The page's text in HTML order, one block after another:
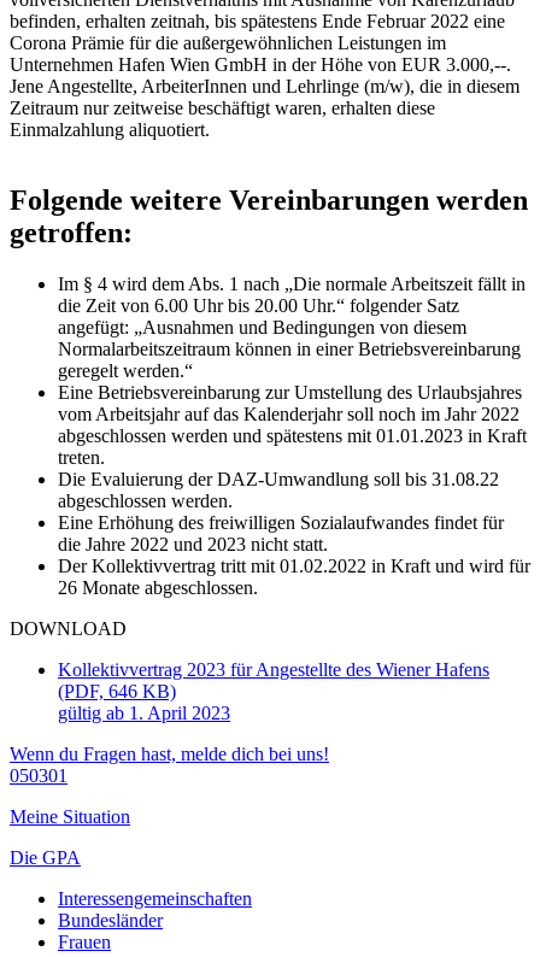
befinden, erhalten zeitnah, bis spätestens Ende Februar 2022 eine
Corona Prämie für die außergewöhnlichen Leistungen im
Unternehmen Hafen Wien GmbH in der Höhe von EUR 3.000,--.
Jene Angestellte, ArbeiterInnen und Lehrlinge (m/w), die in diesem
Zeitraum nur zeitweise beschäftigt waren, erhalten diese
Einmalzahlung aliquotiert.
Folgende weitere Vereinbarungen werden
getroffen:
Im § 4 wird dem Abs. 1 nach „Die normale Arbeitszeit fällt in
die Zeit von 6.00 Uhr bis 20.00 Uhr.“ folgender Satz
angefügt: „Ausnahmen und Bedingungen von diesem
Normalarbeitszeitraum können in einer Betriebsvereinbarung
geregelt werden.“
Eine Betriebsvereinbarung zur Umstellung des Urlaubsjahres
vom Arbeitsjahr auf das Kalenderjahr soll noch im Jahr 2022
abgeschlossen werden und spätestens mit 01.01.2023 in Kraft
treten.
Die Evaluierung der DAZ-Umwandlung soll bis 31.08.22
abgeschlossen werden.
Eine Erhöhung des freiwilligen Sozialaufwandes findet für
die Jahre 2022 und 2023 nicht statt.
Der Kollektivvertrag tritt mit 01.02.2022 in Kraft und wird für
26 Monate abgeschlossen.
DOWNLOAD
Kollektivvertrag 2023 für Angestellte des Wiener Hafens
(PDF, 646 KB)
gültig ab 1. April 2023
Wenn du Fragen hast, melde dich bei uns!
050301
Meine Situation
Die GPA
Interessengemeinschaften
Bundesländer
Frauen